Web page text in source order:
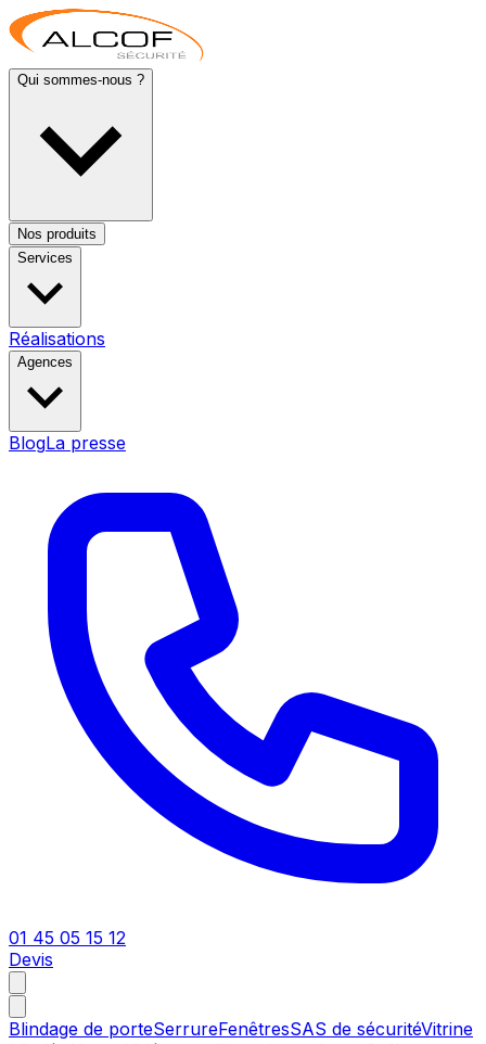
Qui sommes-nous ?
Nos produits
Services
Réalisations
Agences
BlogLa presse
01 45 05 15 12
Devis
Blindage de porteSerrureFenêtresSAS de sécuritéVitrine